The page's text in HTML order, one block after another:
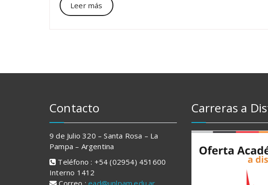
Leer más
Contacto
9 de Julio 320 – Santa Rosa – La
Pampa – Argentina
Teléfono : +54 (02954) 451600
Interno 1412
Carreras a